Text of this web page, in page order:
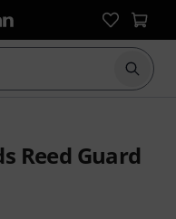
Start
Reed Guard
21 kundebedømmelser